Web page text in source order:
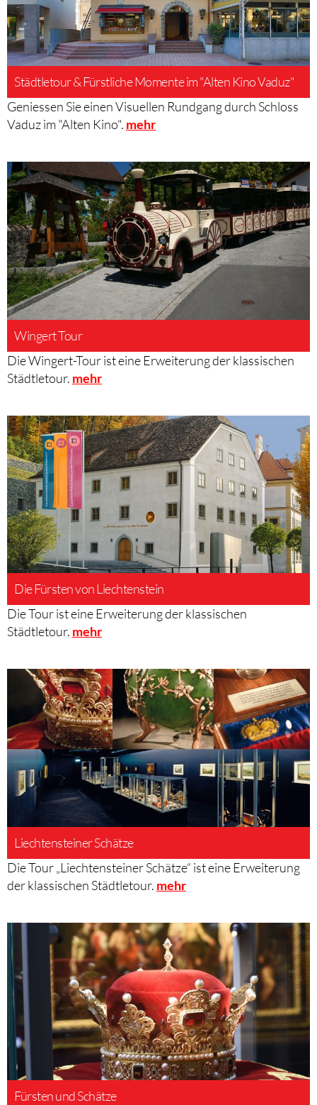
Städtletour & Fürstliche Momente im "Alten Kino Vaduz"
Geniessen Sie einen Visuellen Rundgang durch Schloss
Vaduz im "Alten Kino". mehr
Wingert Tour
Die Wingert-Tour ist eine Erweiterung der klassischen
Städtletour. mehr
Die Fürsten von Liechtenstein
Die Tour ist eine Erweiterung der klassischen
Städtletour. mehr
Liechtensteiner Schätze
Die Tour „Liechtensteiner Schätze“ ist eine Erweiterung
der klassischen Städtletour. mehr
Fürsten und Schätze